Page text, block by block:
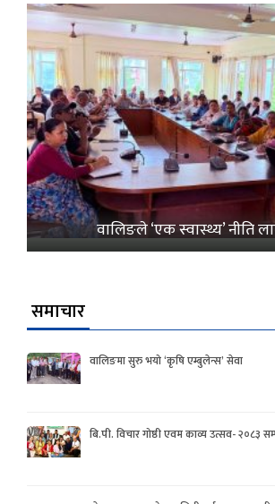
वालिङले ‘एक स्वास्थ्य’ नीति
समाचार
वालिङमा सुरु भयो ‘कृषि एम्बुलेन्स’ सेवा
बि.पी. विचार गोष्ठी एवम काव्य उत्सव- २०८३